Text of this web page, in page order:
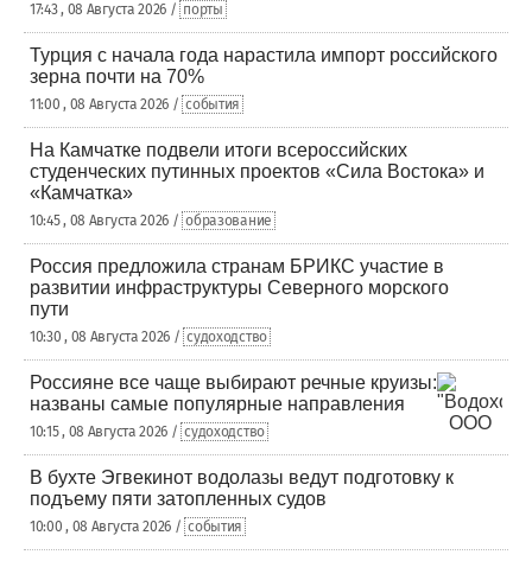
17:43 , 08 Августа 2026 / порты
Турция с начала года нарастила импорт российского
зерна почти на 70%
11:00 , 08 Августа 2026 / события
На Камчатке подвели итоги всероссийских
студенческих путинных проектов «Сила Востока» и
«Камчатка»
10:45 , 08 Августа 2026 / образование
Россия предложила странам БРИКС участие в
развитии инфраструктуры Северного морского
пути
10:30 , 08 Августа 2026 / судоходство
Россияне все чаще выбирают речные круизы:
названы самые популярные направления
10:15 , 08 Августа 2026 / судоходство
В бухте Эгвекинот водолазы ведут подготовку к
подъему пяти затопленных судов
10:00 , 08 Августа 2026 / события